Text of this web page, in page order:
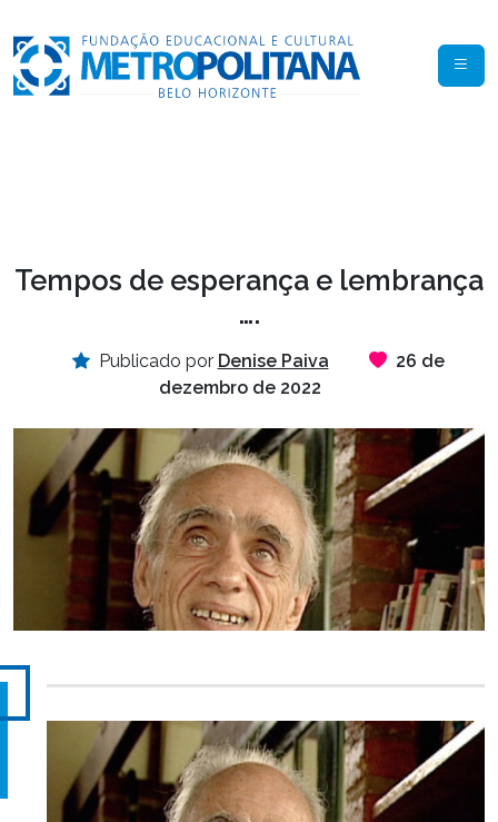
Tempos de esperança e lembrança
….
Publicado por Denise Paiva
26 de
dezembro de 2022